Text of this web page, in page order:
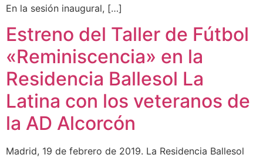
En la sesión inaugural, […]
Estreno del Taller de Fútbol
«Reminiscencia» en la
Residencia Ballesol La
Latina con los veteranos de
la AD Alcorcón
Madrid, 19 de febrero de 2019. La Residencia Ballesol